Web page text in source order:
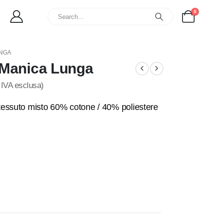
0
Lunga
esclusa)
misto 60% cotone / 40% poliestere